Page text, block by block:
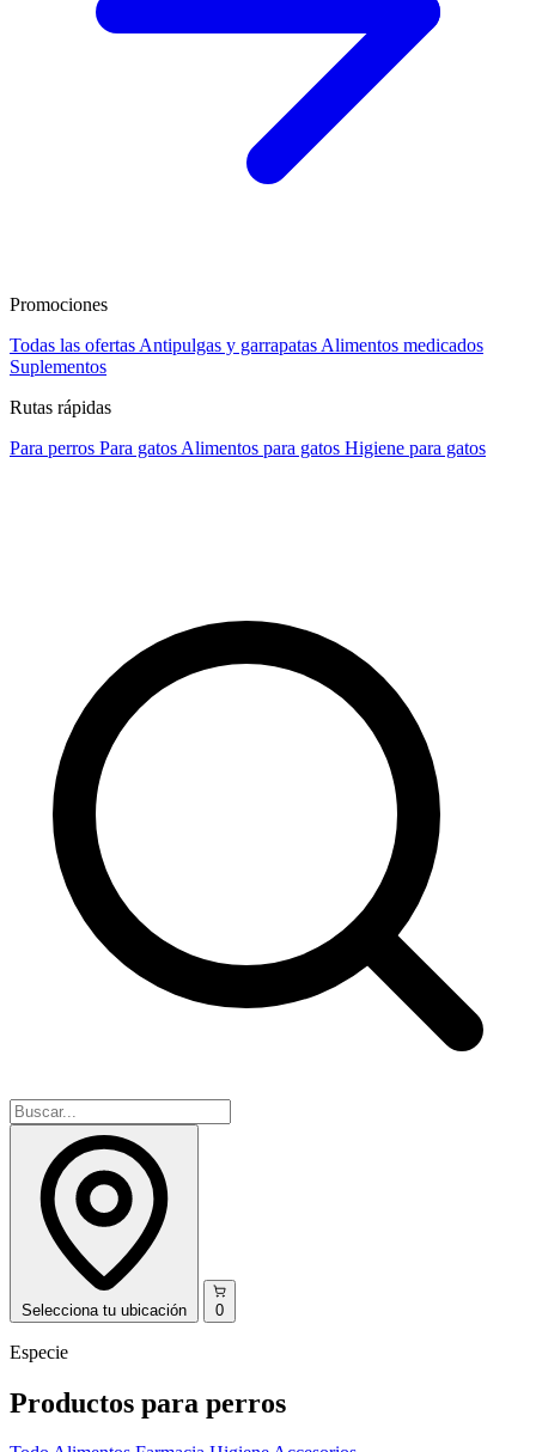
Promociones
Todas las ofertas Antipulgas y garrapatas Alimentos medicados
Suplementos
Rutas rápidas
Para perros Para gatos Alimentos para gatos Higiene para gatos
Selecciona tu ubicación 0
Especie
Productos para perros